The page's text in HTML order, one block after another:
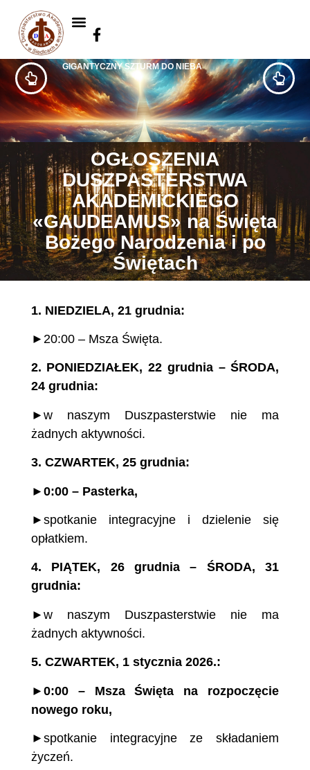
GIGANTYCZNY SZTURM DO NIEBA
OGŁOSZENIA
DUSZPASTERSTWA
AKADEMICKIEGO
«GAUDEAMUS» na Święta
Bożego Narodzenia i po
Świętach
1. NIEDZIELA, 21 grudnia:
►20:00 – Msza Święta.
2. PONIEDZIAŁEK, 22 grudnia – ŚRODA,
24 grudnia:
►w naszym Duszpasterstwie nie ma
żadnych aktywności.
3. CZWARTEK, 25 grudnia:
► 0:00 – Pasterka,
►spotkanie integracyjne i dzielenie się
opłatkiem.
4. PIĄTEK, 26 grudnia – ŚRODA, 31
grudnia:
►w naszym Duszpasterstwie nie ma
żadnych aktywności.
5. CZWARTEK, 1 stycznia 2026.:
► 0:00 – Msza Święta na rozpoczęcie
nowego roku,
►spotkanie integracyjne ze składaniem
życzeń.